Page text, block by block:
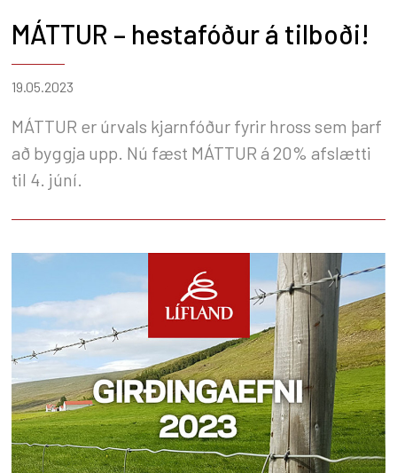
MÁTTUR – hestafóður á tilboði!
19.05.2023
MÁTTUR er úrvals kjarnfóður fyrir hross sem þarf
að byggja upp. Nú fæst MÁTTUR á 20% afslætti
til 4. júní.